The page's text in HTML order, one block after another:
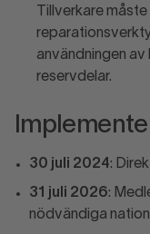
Tillverkare
användningen
reservdelar.
30 juli 2024:
31 juli 2026:
nödvändiga